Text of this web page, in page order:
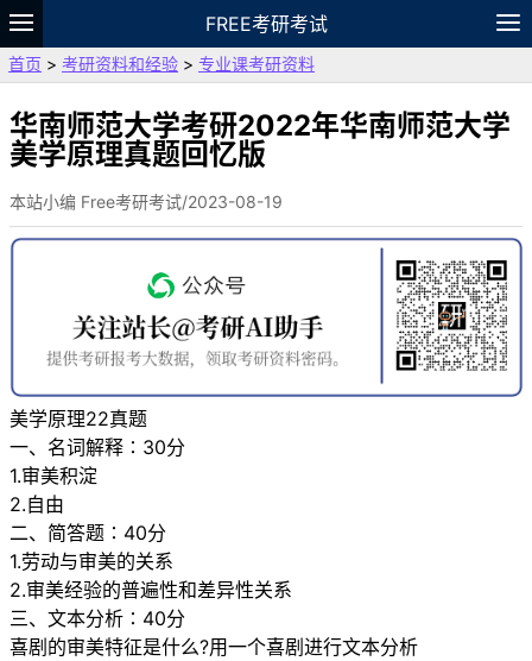
FREE考研考试
题库
故事 专题 APP
VIP
资料
首页 > 考研资料和经验 > 专业课考研资料
华南师范大学考研2022年华南师范大学
美学原理真题回忆版
本站小编 Free考研考试/2023-08-19
美学原理22真题
一、名词解释∶30分
1.审美积淀
2.自由
二、简答题∶40分
1.劳动与审美的关系
2.审美经验的普遍性和差异性关系
三、文本分析∶40分
喜剧的审美特征是什么?用一个喜剧进行文本分析